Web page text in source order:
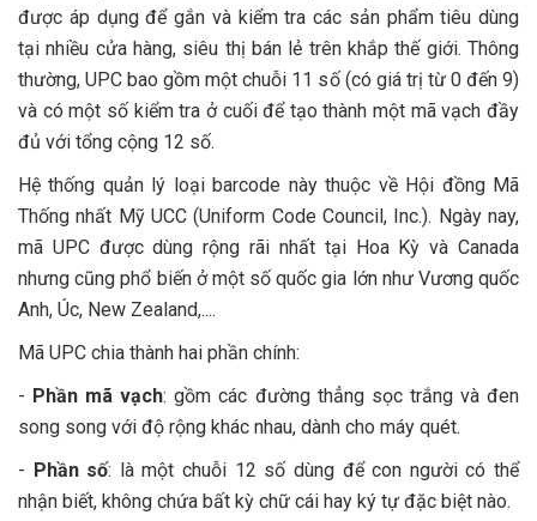
được áp dụng để gắn và kiểm tra các sản phẩm tiêu dùng
tại nhiều cửa hàng, siêu thị bán lẻ trên khắp thế giới. Thông
thường, UPC bao gồm một chuỗi 11 số (có giá trị từ 0 đến 9)
và có một số kiểm tra ở cuối để tạo thành một mã vạch đầy
đủ với tổng cộng 12 số.
Hệ thống quản lý loại barcode này thuộc về Hội đồng Mã
Thống nhất Mỹ UCC (Uniform Code Council, Inc.). Ngày nay,
mã UPC được dùng rộng rãi nhất tại Hoa Kỳ và Canada
nhưng cũng phổ biến ở một số quốc gia lớn như Vương quốc
Anh, Úc, New Zealand,....
Mã UPC chia thành hai phần chính:
- Phần mã vạch: gồm các đường thẳng sọc trắng và đen
song song với độ rộng khác nhau, dành cho máy quét.
- Phần số: là một chuỗi 12 số dùng để con người có thể
nhận biết, không chứa bất kỳ chữ cái hay ký tự đặc biệt nào.